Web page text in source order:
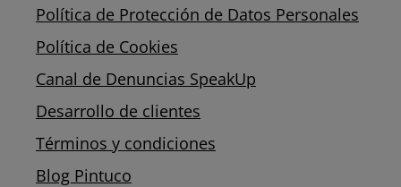
Política de Protección de Datos Personales
Política de Cookies
Canal de Denuncias SpeakUp
Desarrollo de clientes
Términos y condiciones
Blog Pintuco